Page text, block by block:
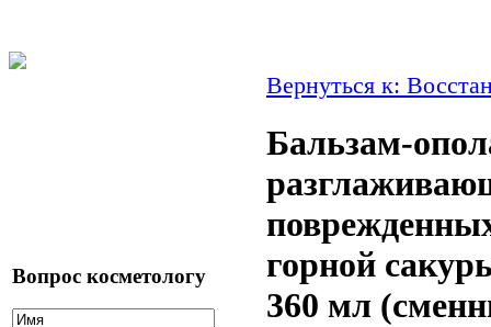
Вопрос косметологу
Вернуться к:
Бальзам-
горной
360 мл